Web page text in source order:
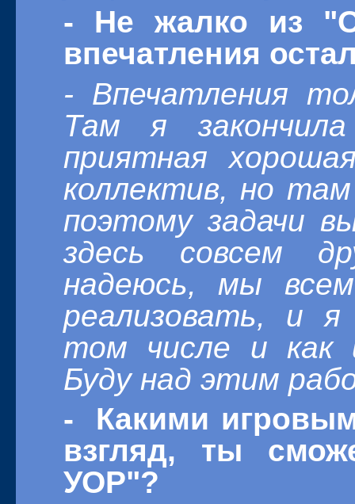
- Не жалко из
впечатления
- Впечатления
Там я
приятная
коллектив, но
поэтому задачи
здесь совсем
надеюсь, мы
реализовать, и
том числе и как
Буду над этим
- Какими
взгляд, ты
УОР"?